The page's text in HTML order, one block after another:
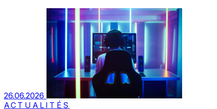
26.06.2026
ACTUALITÉS